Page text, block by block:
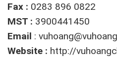
Fax : 0283 896 0822
MST : 3900441450
Email :
Website : http://